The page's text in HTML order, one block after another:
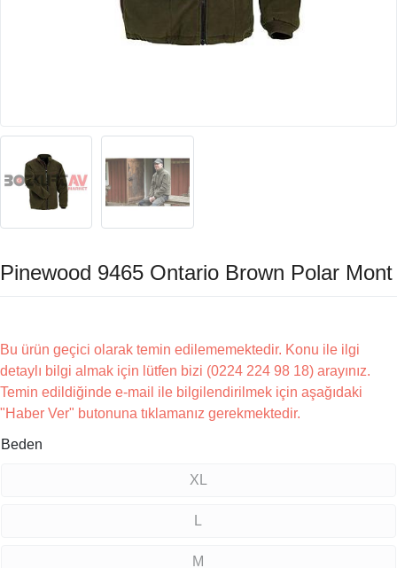
Pinewood 9465 Ontario Brown Polar Mont
Bu ürün geçici olarak temin edilememektedir. Konu ile ilgi
detaylı bilgi almak için lütfen bizi (0224 224 98 18) arayınız.
Temin edildiğinde e-mail ile bilgilendirilmek için aşağıdaki
"Haber Ver" butonuna tıklamanız gerekmektedir.
Beden
XL
L
M